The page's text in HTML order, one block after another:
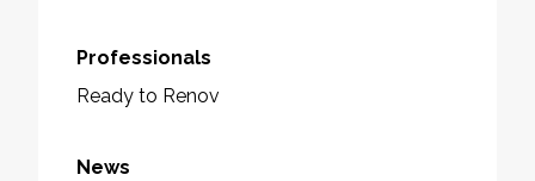
Professionals
Ready to Renov
News